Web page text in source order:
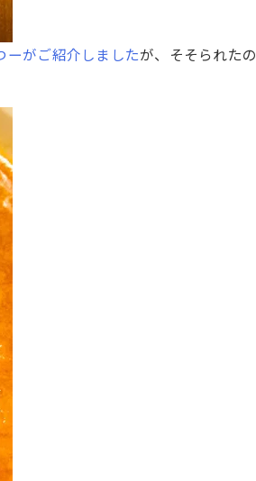
ーがご紹介しましたが、そそられたの